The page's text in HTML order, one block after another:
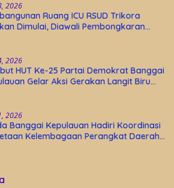
2026
Ruang ICU RSUD Trikora
Dimulai, Diawali Pembongkaran
2026
HUT Ke-25 Partai Demokrat Banggai
Gelar Aksi Gerakan Langit Biru
2026
Banggai Kepulauan Hadiri Koordinasi
Kelembagaan Perangkat Daerah